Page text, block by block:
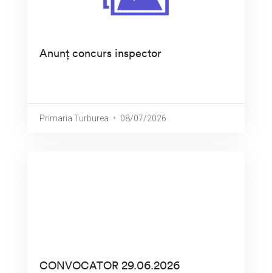
Anunț concurs inspector
Primaria Turburea 08/07/2026
CONVOCATOR 29.06.2026